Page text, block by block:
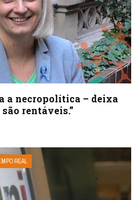
a necropolítica – deixa
rentáveis.”
REAL